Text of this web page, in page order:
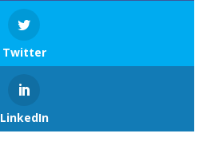
Twitter
LinkedIn